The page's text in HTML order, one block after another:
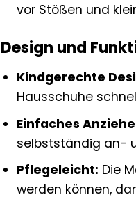
vor Stößen und
Design und
Kindgerechte
Hausschuhe
Einfaches
selbstständig an-
Pflegeleicht: Die
werden können,